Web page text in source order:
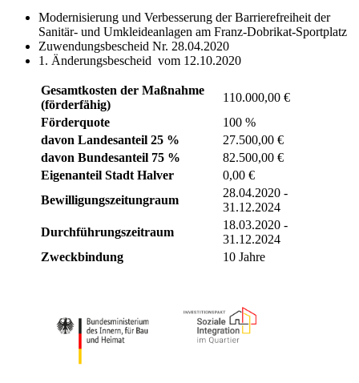
Modernisierung und Verbesserung der Barrierefreiheit der
Sanitär- und Umkleideanlagen am Franz-Dobrikat-Sportplatz
Zuwendungsbescheid Nr. 28.04.2020
1. Änderungsbescheid vom 12.10.2020
Gesamtkosten der Maßnahme
(förderfähig)
110.000,00 €
Förderquote
100 %
davon Landesanteil 25 %
27.500,00 €
davon Bundesanteil 75 %
82.500,00 €
Eigenanteil Stadt Halver
0,00 €
Bewilligungszeitungraum
28.04.2020 -
31.12.2024
Durchführungszeitraum
18.03.2020 -
31.12.2024
Zweckbindung
10 Jahre